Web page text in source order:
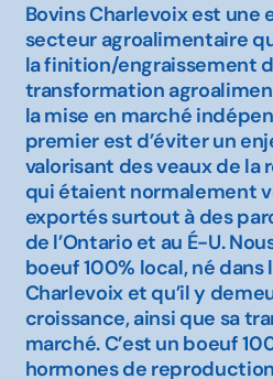
Bovins Charlevoix est une
secteur agroalimentaire
la finition/engraissement
transformation
la mise en marché
premier est d’éviter un
valorisant des veaux de la
qui étaient normalement
exportés surtout à des
de l’Ontario et au É-U.
boeuf 100% local, né dans
Charlevoix et qu’il y
croissance, ainsi que sa
marché. C’est un boeuf
hormones de